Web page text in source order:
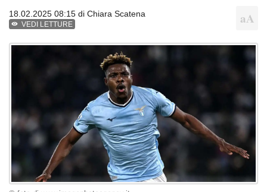
18.02.2025 08:15 di Chiara Scatena
VEDI LETTURE